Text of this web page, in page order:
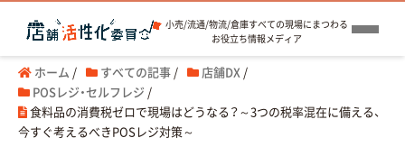
小売/流通/物流/倉庫すべての現場にまつわる
お役立ち情報メディア
ホーム / すべての記事 / 店舗DX /
POSレジ・セルフレジ /
食料品の消費税ゼロで現場はどうなる？～3つの税率混在に備える、
今すぐ考えるべきPOSレジ対策～